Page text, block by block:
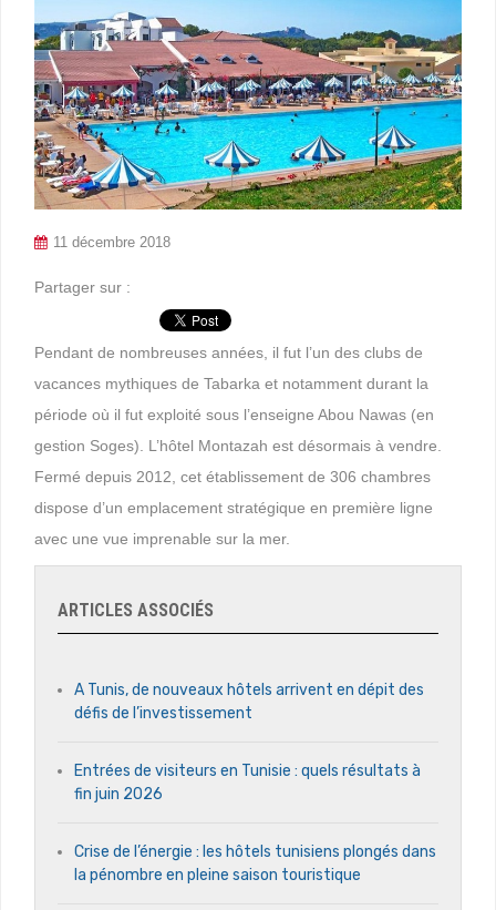
11 décembre 2018
Partager sur :
Pendant de nombreuses années, il fut l’un des clubs de
vacances mythiques de Tabarka et notamment durant la
période où il fut exploité sous l’enseigne Abou Nawas (en
gestion Soges). L’hôtel Montazah est désormais à vendre.
Fermé depuis 2012, cet établissement de 306 chambres
dispose d’un emplacement stratégique en première ligne
avec une vue imprenable sur la mer.
ARTICLES ASSOCIÉS
A Tunis, de nouveaux hôtels arrivent en dépit des
défis de l’investissement
Entrées de visiteurs en Tunisie : quels résultats à
fin juin 2026
Crise de l’énergie : les hôtels tunisiens plongés dans
la pénombre en pleine saison touristique